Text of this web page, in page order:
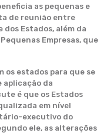
as pequenas e
de reunião entre
Estados, além da
Empresas, que
os estados para que se
aplicação da
é que os Estados
em nível
executivo do
ele, as alterações